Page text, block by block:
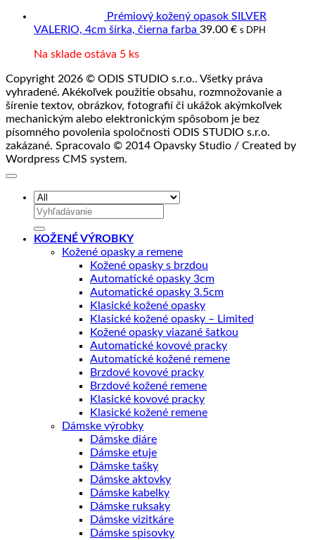
Prémiový kožený opasok SILVER
VALERIO, 4cm šírka, čierna farba 39.00 € s DPH
Na sklade ostáva 5 ks
Copyright 2026 © ODIS STUDIO s.r.o.. Všetky práva
vyhradené. Akékoľvek použitie obsahu, rozmnožovanie a
šírenie textov, obrázkov, fotografií či ukážok akýmkoľvek
mechanickým alebo elektronickým spôsobom je bez
písomného povolenia spoločnosti ODIS STUDIO s.r.o.
zakázané. Spracovalo © 2014 Opavsky Studio / Created by
Wordpress CMS system.
Hľadať:
KOŽENÉ VÝROBKY
Kožené opasky a remene
Kožené opasky s brzdou
Automatické opasky 3cm
Automatické opasky 3.5cm
Klasické kožené opasky
Klasické kožené opasky – Limited
Kožené opasky viazané šatkou
Automatické kovové pracky
Automatické kožené remene
Brzdové kovové pracky
Brzdové kožené remene
Klasické kovové pracky
Klasické kožené remene
Dámske výrobky
Dámske diáre
Dámske etuje
Dámske tašky
Dámske aktovky
Dámske kabelky
Dámske ruksaky
Dámske vizitkáre
Dámske spisovky